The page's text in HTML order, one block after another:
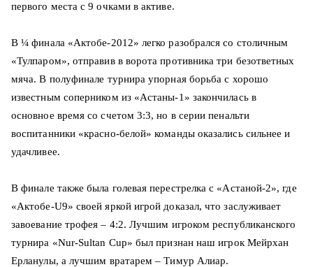
первого места с 9 очками в активе.
В ¼ финала «Актобе-2012» легко разобрался со столичным
«Тулпаром», отправив в ворота противника три безответных
мяча. В полуфинале турнира упорная борьба с хорошо
известным соперником из «Астаны-1» закончилась в
основное время со счетом 3:3, но в серии пенальти
воспитанники «красно-белой» команды оказались сильнее и
удачливее.
В финале также была голевая перестрелка с «Астаной-2», где
«Актобе-U9» своей яркой игрой доказал, что заслуживает
завоевание трофея – 4:2. Лучшим игроком республиканского
турнира «Nur-Sultan Cup» был признан наш игрок Мейрхан
Ерланулы, а лучшим вратарем – Тимур Алиар.